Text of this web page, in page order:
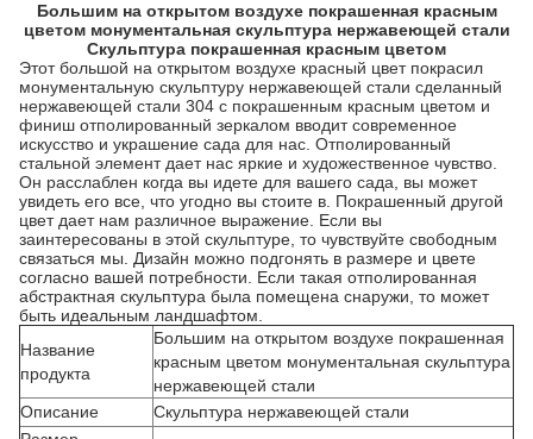
Большим на открытом воздухе покрашенная красным
цветом монументальная скульптура нержавеющей стали
Скульптура покрашенная красным цветом
Этотбольшой на открытом воздухе красный цвет покрасил
монументальную скульптуру нержавеющей стали сделанный
нержавеющей стали 304 с покрашенным красным цветом и
финиш отполированный зеркалом вводит современное
искусство и украшение сада для нас. Отполированный
стальной элемент дает нас яркие и художественное чувство.
Он расслаблен когда вы идете для вашего сада, вы может
увидеть его все, что угодно вы стоите в. Покрашенный другой
цвет дает нам различное выражение. Если вы
заинтересованы в этой скульптуре, то чувствуйте свободным
связаться мы. Дизайн можно подгонять в размере и цвете
согласно вашей потребности. Если такая отполированная
абстрактная скульптура была помещена снаружи, то может
быть идеальным ландшафтом.
Название
продукта
Большим на открытом воздухе покрашенная
красным цветом монументальная скульптура
нержавеющей стали
Описание
Скульптура нержавеющей стали